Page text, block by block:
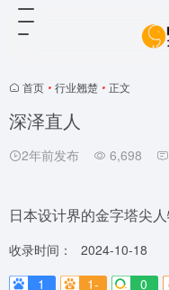
首页 • 行业翘楚 • 正文
深泽直人
2年前发布 6,698
日本设计界的金字塔尖
收录时间：
2024-10-18
1
1- 0